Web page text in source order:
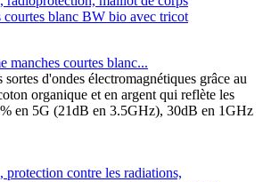
manches courtes blanc...
d'ondes électromagnétiques grâce au
organique et en argent qui reflète les
en 5G (21dB en 3.5GHz), 30dB en 1GHz